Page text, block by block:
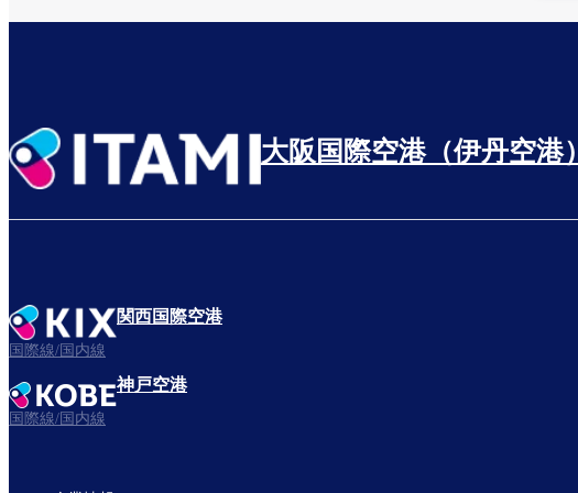
大阪国際空港（伊丹空港）
関西国際空港
国際線/国内線
神戸空港
国際線/国内線